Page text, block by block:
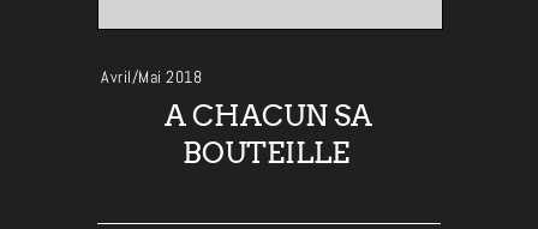
Avril/Mai 2018
A CHACUN SA
BOUTEILLE